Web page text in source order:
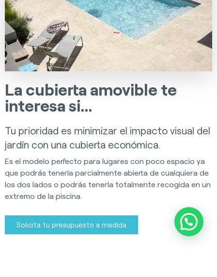
La cubierta amovible te
interesa si...
Tu prioridad es minimizar el impacto visual del
jardín con una cubierta económica.
Es el modelo perfecto para lugares con poco espacio ya
que podrás tenerla parcialmente abierta de cualquiera de
los dos lados o podrás tenerla totalmente recogida en un
extremo de la piscina.
Solicita tu presupuesto a medida